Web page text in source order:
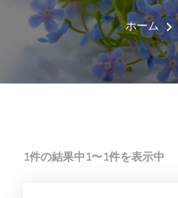
ホーム
1件の結果中1〜1件を表示中